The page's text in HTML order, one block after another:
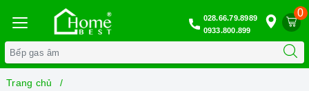
0
028.66.79.8989
0933.800.899
Trang chủ